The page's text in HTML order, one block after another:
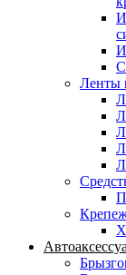
Ленты